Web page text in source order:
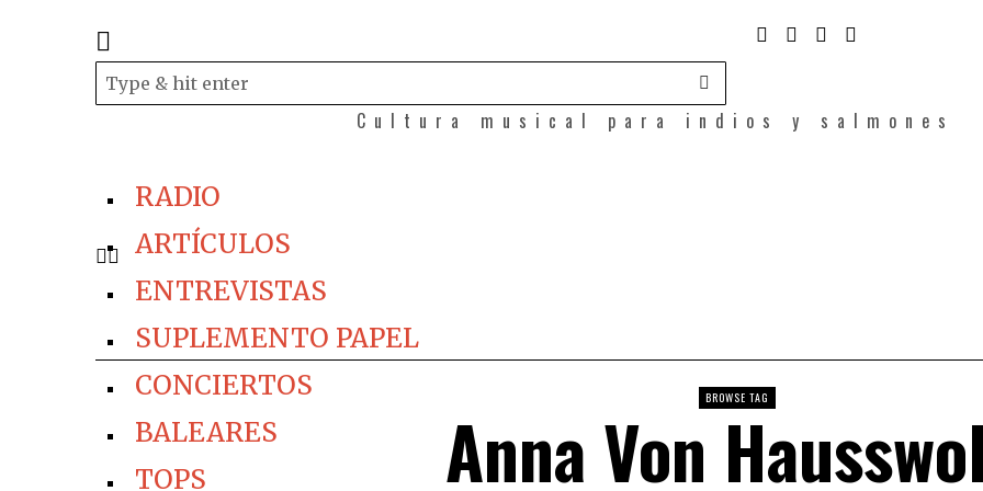
Cultura musical para indios y salmones
RADIO
ARTÍCULOS
ENTREVISTAS
SUPLEMENTO PAPEL
CONCIERTOS
BALEARES
TOPS
BROWSE TAG
Anna Von